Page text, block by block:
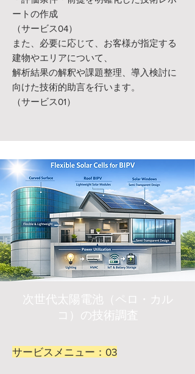
ートの作成
（サービス04）
また、必要に応じて、お客様が指定する
建物やエリアについて、
解析結果の解釈や課題整理、導入検討に
向けた技術的助言を行います。
（サービス01）
次世代太陽電池（ペロ・カル
コ）の技術調査
サービスメニュー：03